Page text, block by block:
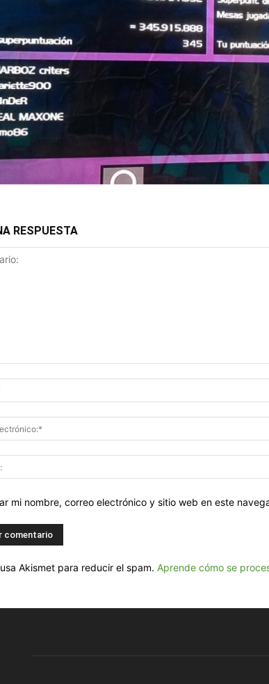
RESPUESTA
mi nombre, correo electrónico y sitio web en este
Akismet para reducir el spam. Aprende cómo se